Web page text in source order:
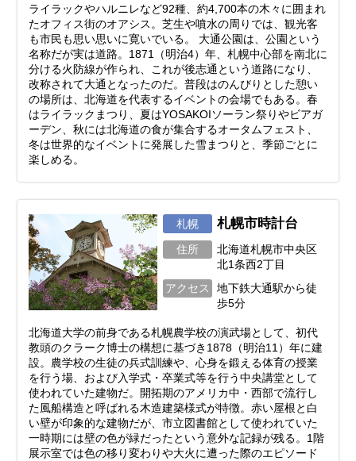
ライラックやハルニレなど92種、約4,700本の木々に囲まれ
たオフィス街のオアシス。芝生や噴水の周りでは、観光客
も市民も思い思いに寛いでいる。 大通公園は、公園という
名称だが実は道路。1871（明治4）年、札幌中心部を南北に
分ける火防線が作られ、これが後志通という道路になり、
改称されて大通となったのだ。普段はのんびりとした憩い
の場所は、北海道を代表するイベントの会場でもある。春
はライラックまつり、夏はYOSAKOIソーラン祭りやビアガ
ーデン、秋には北海道の食が集合するオータムフェスト、
冬は世界的なイベントに発展した雪まつりと、季節ごとに
楽しめる。
札幌 札幌市時計台
住所
北海道札幌市中央区
北1条西2丁目
アクセス
地下鉄大通駅から徒
歩5分
北海道大学の前身である札幌農学校の演武場として、初代
教頭のクラーク博士の構想に基づき1878（明治11）年に建
設。農学校の生徒の兵式訓練や、心身を鍛える体育の授業
を行う場、および入学式・卒業式等を行う中央講堂として
使われていた建物だ。開拓期のアメリカ中・西部で流行し
た風船構造と呼ばれる木造建築様式が特徴。赤い屋根と白
い壁が印象的な建物だが、市立図書館として使われていた
一時期には壁の色が緑だったという意外な記録が残る。1階
展示室では色の移り変わりや大火に遭った際のエピソード